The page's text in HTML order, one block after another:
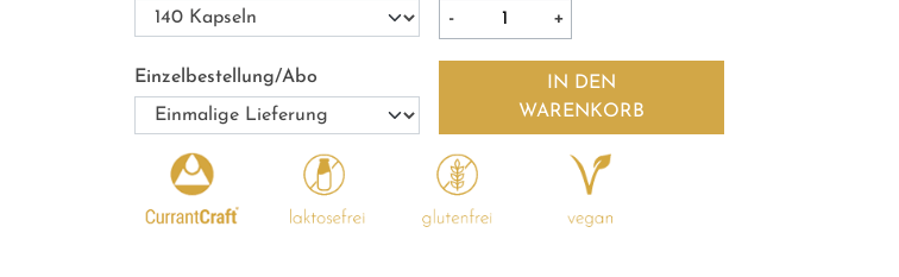
Einzelbestellung/Abo
IN DEN
WARENKORB